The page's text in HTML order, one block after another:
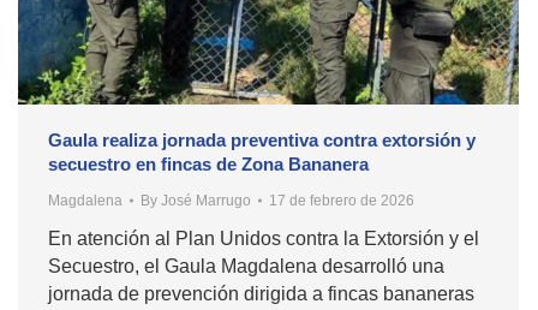
Gaula realiza jornada preventiva contra extorsión y
secuestro en fincas de Zona Bananera
Magdalena By José Marrugo 17 de febrero de 2026
En atención al Plan Unidos contra la Extorsión y el
Secuestro, el Gaula Magdalena desarrolló una
jornada de prevención dirigida a fincas bananeras